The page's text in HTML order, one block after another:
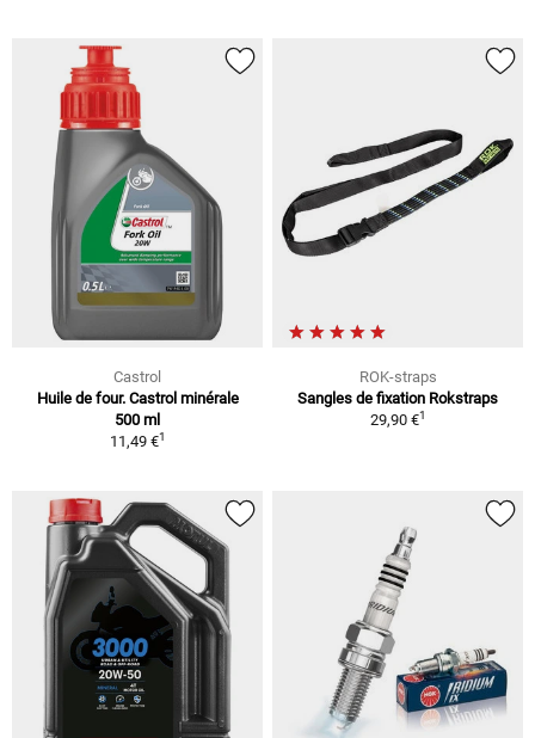
Castrol
Huile de four. Castrol minérale
500 ml
11,49 €1
ROK-straps
Sangles de fixation Rokstraps
29,90 €1